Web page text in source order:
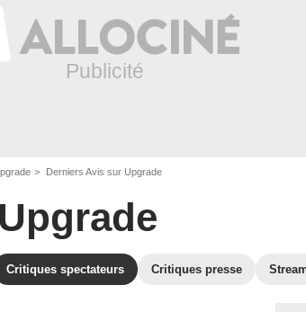
Derniers Avis sur Upgrade
Upgrade
Critiques spectateurs Critiques presse